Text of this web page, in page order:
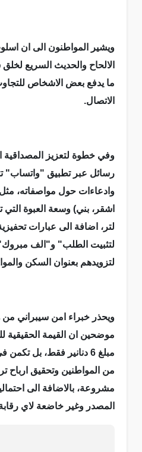
ويشير المواطنون الى ان
الالحاح والحديث السريع
ما يدفع بعض الاشخاص
الاتصال.
وفي خطوة لتعزيز المصداقية
رسائل عبر تطبيق "واتساب"
وادعاءات حول مواصفاته، مثل
لتر، اضافة الى عبارات
لتثبيت الطلب" و"الف
لتزويدهم بعنوان السكن
ويحذر خبراء امن سيبراني من
موضحين ان القيمة الحقيقية
مبلغ 6 دنانير فقط، بل
من المواطنين وتحقيق ارباح
مشروعة، بالاضافة الى
المصدر وغير خاضعة لاي